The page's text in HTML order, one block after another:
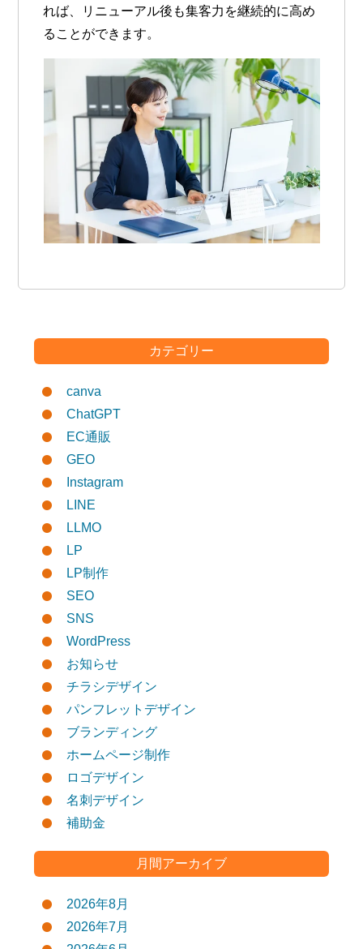
れば、リニューアル後も集客力を継続的に高め
ることができます。
カテゴリー
canva
ChatGPT
EC通販
GEO
Instagram
LINE
LLMO
LP
LP制作
SEO
SNS
WordPress
お知らせ
チラシデザイン
パンフレットデザイン
ブランディング
ホームページ制作
ロゴデザイン
名刺デザイン
補助金
月間アーカイブ
2026年8月
2026年7月